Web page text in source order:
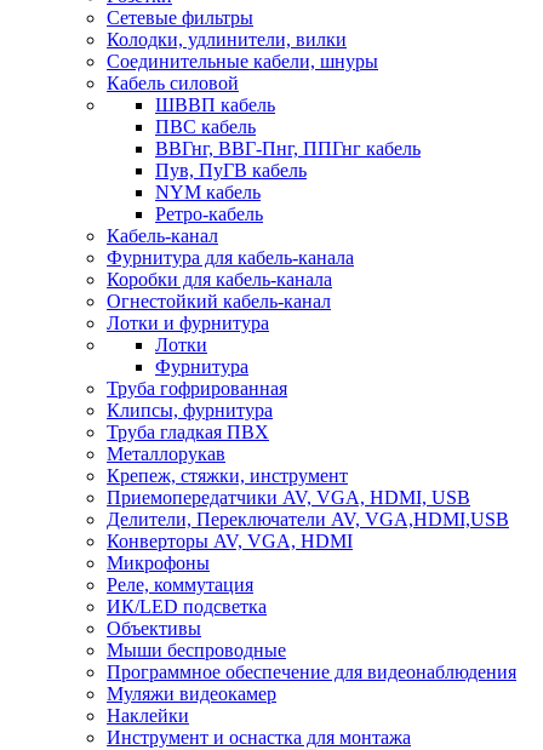
Сетевые фильтры
Колодки, удлинители, вилки
Соединительные кабели, шнуры
Кабель силовой
ШВВП кабель
ПВС кабель
ВВГнг, ВВГ-Пнг, ППГнг кабель
Пув, ПуГВ кабель
NYM кабель
Ретро-кабель
Кабель-канал
Фурнитура для кабель-канала
Коробки для кабель-канала
Огнестойкий кабель-канал
Лотки и фурнитура
Лотки
Фурнитура
Труба гофрированная
Клипсы, фурнитура
Труба гладкая ПВХ
Металлорукав
Крепеж, стяжки, инструмент
Приемопередатчики AV, VGA, HDMI, USB
Делители, Переключатели AV, VGA,HDMI,USB
Конверторы AV, VGA, HDMI
Микрофоны
Реле, коммутация
ИК/LED подсветка
Объективы
Мыши беспроводные
Программное обеспечение для видеонаблюдения
Муляжи видеокамер
Наклейки
Инструмент и оснастка для монтажа